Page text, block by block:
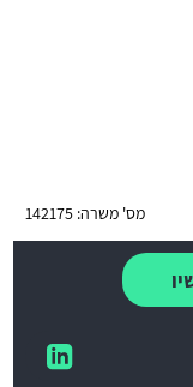
מס' משרה: 142175